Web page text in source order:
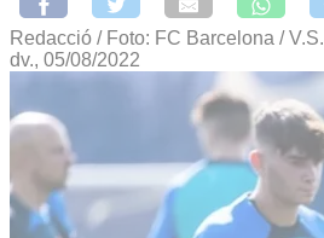
Redacció / Foto: FC Barcelona / V.S.
dv., 05/08/2022